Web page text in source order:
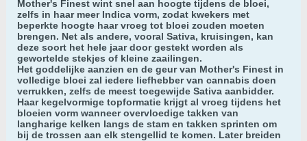
Mother's Finest wint snel aan hoogte tijdens de bloei,
zelfs in haar meer Indica vorm, zodat kwekers met
beperkte hoogte haar vroeg tot bloei zouden moeten
brengen. Net als andere, vooral Sativa, kruisingen, kan
deze soort het hele jaar door gestekt worden als
gewortelde stekjes of kleine zaailingen.
Het goddelijke aanzien en de geur van Mother's Finest in
volledige bloei zal iedere liefhebber van cannabis doen
verrukken, zelfs de meest toegewijde Sativa aanbidder.
Haar kegelvormige topformatie krijgt al vroeg tijdens het
bloeien vorm wanneer overvloedige takken van
langharige kelken langs de stam en takken sprinten om
bij de trossen aan elk stengellid te komen. Later breiden